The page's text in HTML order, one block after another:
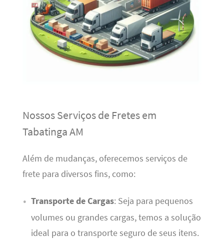
Nossos Serviços de Fretes em
Tabatinga AM
Além de mudanças, oferecemos serviços de
frete para diversos fins, como:
Transporte de Cargas: Seja para pequenos
volumes ou grandes cargas, temos a solução
ideal para o transporte seguro de seus itens.